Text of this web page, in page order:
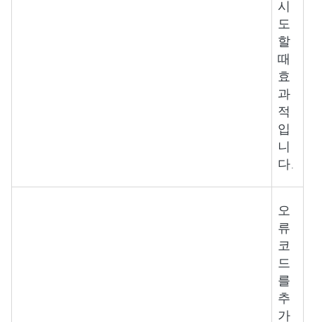
시
도
할
때
효
과
적
입
니
다.
오
류
코
드
를
추
가